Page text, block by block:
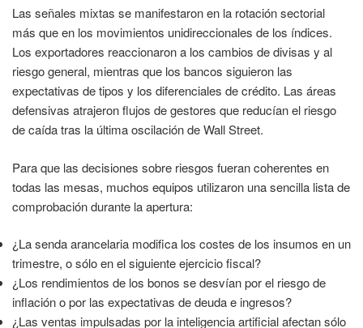
Las señales mixtas se manifestaron en la rotación sectorial
más que en los movimientos unidireccionales de los índices.
Los exportadores reaccionaron a los cambios de divisas y al
riesgo general, mientras que los bancos siguieron las
expectativas de tipos y los diferenciales de crédito. Las áreas
defensivas atrajeron flujos de gestores que reducían el riesgo
de caída tras la última oscilación de Wall Street.
Para que las decisiones sobre riesgos fueran coherentes en
todas las mesas, muchos equipos utilizaron una sencilla lista de
comprobación durante la apertura:
¿La senda arancelaria modifica los costes de los insumos en un
trimestre, o sólo en el siguiente ejercicio fiscal?
¿Los rendimientos de los bonos se desvían por el riesgo de
inflación o por las expectativas de deuda e ingresos?
¿Las ventas impulsadas por la inteligencia artificial afectan sólo